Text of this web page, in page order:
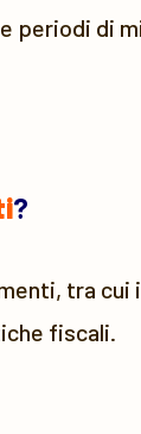
periodi di
?
tra cui
fiscali.